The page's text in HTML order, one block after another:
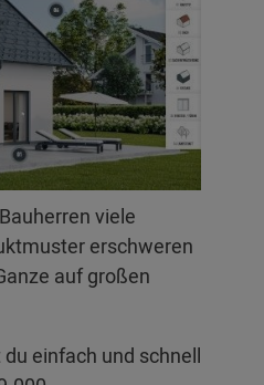
viele
erschweren
auf großen
einfach und schnell